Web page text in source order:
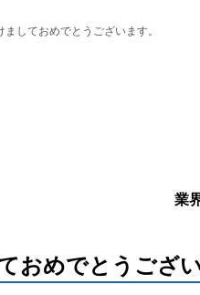
ましておめでとうございます。
業
おめでとうござい